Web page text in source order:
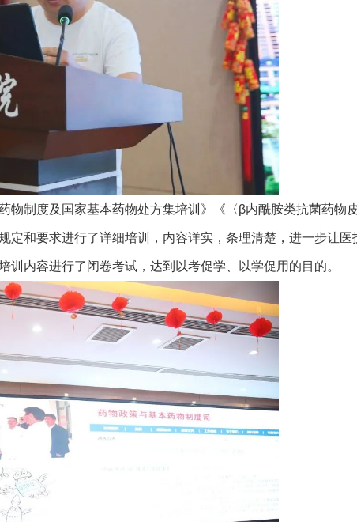
制度及国家基本药物处方集培训》《〈β内酰胺类抗菌药物
和要求进行了详细培训，内容详实，条理清楚，进一步让
内容进行了闭卷考试，达到以考促学、以学促用的目的。